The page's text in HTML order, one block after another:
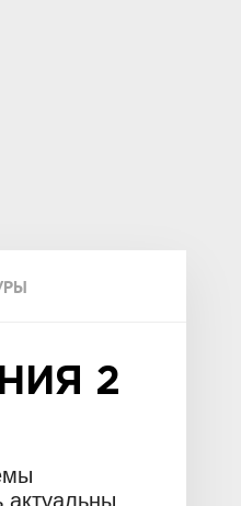
2
актуальны